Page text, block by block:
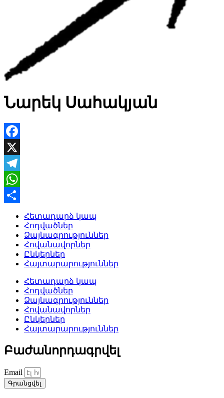
Նարեկ Սահակյան
Facebook
X
Telegram
WhatsApp
Հետադարձ կապ
Հոդվածներ
Ձայնագրություններ
Հովանավորներ
Ընկերներ
Հայտարարություններ
Հետադարձ կապ
Հոդվածներ
Ձայնագրություններ
Հովանավորներ
Ընկերներ
Հայտարարություններ
Բաժանորդագրվել
Email
Գրանցվել